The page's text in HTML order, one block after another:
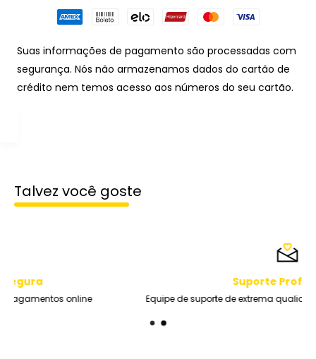
Suas informações de pagamento são processadas com
segurança. Nós não armazenamos dados do cartão de
crédito nem temos acesso aos números do seu cartão.
Talvez você goste
Equipe de suporte de extrema qualidade durante toda a semana